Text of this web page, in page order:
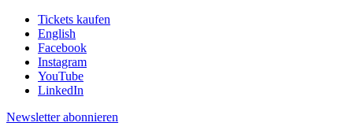
Tickets kaufen
English
Facebook
Instagram
YouTube
LinkedIn
Newsletter abonnieren